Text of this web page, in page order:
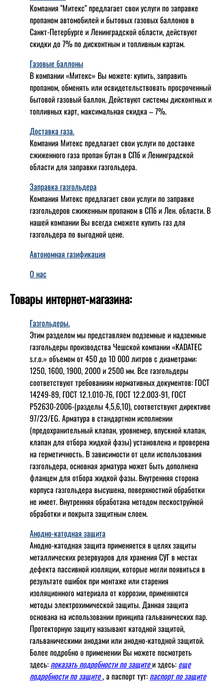
Компания "Митекс" предлагает свои услуги по заправке
пропаном автомобилей и бытовых газовых баллонов в
Санкт-Петербурге и Ленинградской области, действуют
скидки до 7% по дисконтным и топливным картам.
Газовые баллоны
В компании «Митекс» Вы можете: купить, заправить
пропаном, обменять или освидетельствовать просроченный
бытовой газовый баллон. Действуют системы дисконтных и
топливных карт, максимальная скидка – 7%.
Доставка газа.
Компания Митекс предлагает свои услуги по доставке
сжиженного газа пропан бутан в СПб и Ленинградской
области для заправки газгольдера.
Заправка газгольдера
Компания Митекс предлагает свои услуги по заправке
газгольдеров сжиженным пропаном в СПб и Лен. области. В
нашей компании Вы всегда сможете купить газ для
газгольдера по выгодной цене.
Автономная газификация
О нас
Товары интернет-магазина:
Газгольдеры.
Этим разделом мы представляем подземные и надземные
газгольдеры производства Чешской компании «KADATEC
s.r.o.» объемом от 450 до 10 000 литров с диаметрами:
1250, 1600, 1900, 2000 и 2500 мм. Все газгольдеры
соответствуют требованиям нормативных документов: ГОСТ
14249-89, ГОСТ 12.1.010-76, ГОСТ 12.2.003-91, ГОСТ
Р52630-2006-(разделы 4,5,6,10), соответствуют директиве
97/23/EG. Арматура в стандартном исполнении
(предохранительный клапан, уровнемер, впускной клапан,
клапан для отбора жидкой фазы) установлена и проверена
на герметичность. В зависимости от цели использования
газгольдера, основная арматура может быть дополнена
фланцем для отбора жидкой фазы. Внутренняя сторона
корпуса газгольдера высушена, поверхностной обработки
не имеет. Внутренняя обработана методом пескоструйной
обработки и покрыта защитным слоем.
Анодно-катодная защита
Анодно-катодная защита применяется в целях защиты
металлических резервуаров для хранения СУГ в местах
дефекта пассивной изоляции, которые могли появиться в
результате ошибок при монтаже или старения
изоляционного материала от коррозии, применяются
методы электрохимической защиты. Данная защита
основана на использовании принципа гальванических пар.
Протекторную защиту называют катодной защитой,
гальваническими анодами или анодно-катодной защитой.
Более подробно о применении Вы можете посмотреть
здесь: показать подробности по защитеи здесь: еще
подробности по защите, а паспорт тут: паспорт по защите